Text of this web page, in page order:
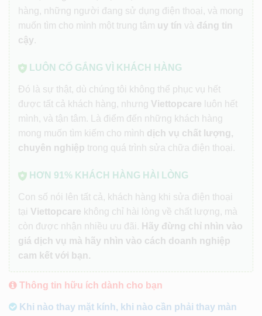
hàng, những người đang sử dụng điện thoại, và mong
muốn tìm cho mình một trung tâm uy tín và đáng tin
cậy.
LUÔN CỐ GẮNG VÌ KHÁCH HÀNG
Đó là sự thật, dù chúng tôi không thể phục vụ hết
được tất cả khách hàng, nhưng Viettopcare luôn hết
mình, và tận tâm. Là điểm đến những khách hàng
mong muốn tìm kiếm cho mình dịch vụ chất lượng,
chuyên nghiệp trong quá trình sửa chữa điện thoại.
HƠN 91% KHÁCH HÀNG HÀI LÒNG
Con số nói lên tất cả, khách hàng khi sửa điện thoại
tại Viettopcare không chỉ hài lòng về chất lượng, mà
còn được nhận nhiều ưu đãi. Hãy đừng chỉ nhìn vào
giá dịch vụ mà hãy nhìn vào cách doanh nghiệp
cam kết với bạn.
Thông tin hữu ích dành cho bạn
Khi nào thay mặt kính, khi nào cần phải thay màn